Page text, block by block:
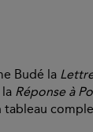
Budé la
Réponse à
tableau